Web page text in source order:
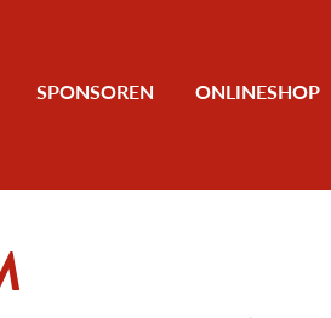
SPONSOREN ONLINESHOP